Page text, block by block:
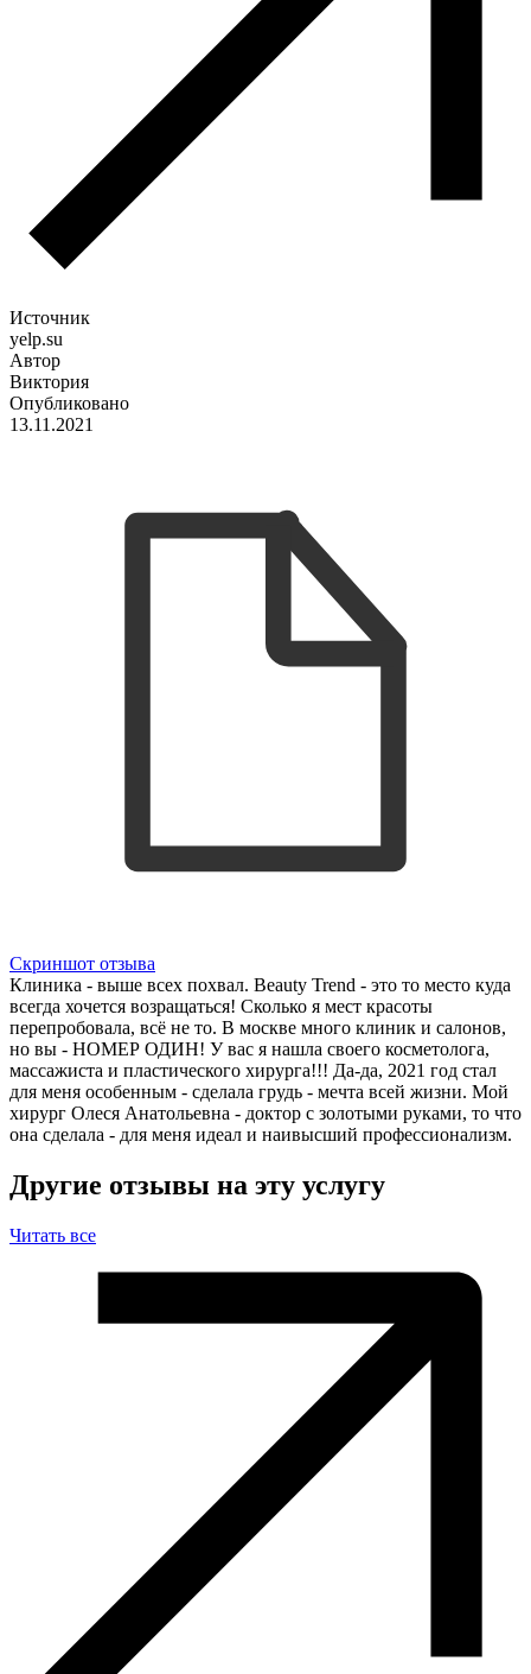
Источник
yelp.su
Автор
Виктория
Опубликовано
13.11.2021
Скриншот отзыва
Клиника - выше всех похвал. Beauty Trend - это то место куда
всегда хочется возращаться! Сколько я мест красоты
перепробовала, всё не то. В москве много клиник и салонов,
но вы - НОМЕР ОДИН! У вас я нашла своего косметолога,
массажиста и пластического хирурга!!! Да-да, 2021 год стал
для меня особенным - сделала грудь - мечта всей жизни. Мой
хирург Олеся Анатольевна - доктор с золотыми руками, то что
она сделала - для меня идеал и наивысший профессионализм.
Другие отзывы на эту услугу
Читать все